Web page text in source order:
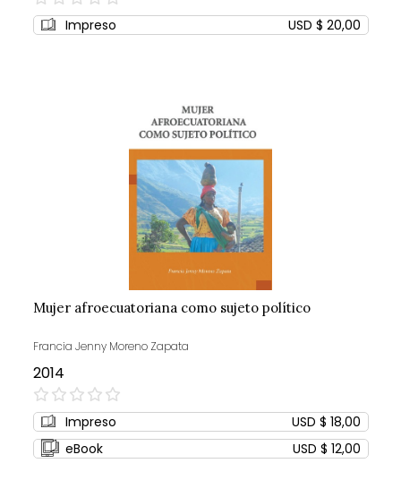
0%
Impreso USD $ 20,00
Mujer afroecuatoriana como sujeto político
Francia Jenny Moreno Zapata
2014
0%
Impreso
USD $ 18,00
eBook
USD $ 12,00